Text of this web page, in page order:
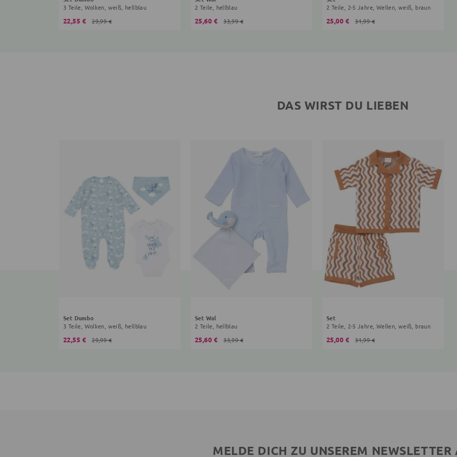
3 Teile, Wolken, weiß, hellblau
22,55 € 29,99 €
2 Teile, hellblau
25,60 € 33,99 €
2 Teile, 2-5 Jahre, Wellen, weiß, braun
25,00 € 31,99 €
DAS WIRST DU LIEBEN
Set Dumbo
3 Teile, Wolken, weiß, hellblau
22,55 € 29,99 €
Set Wal
2 Teile, hellblau
25,60 € 33,99 €
Set
2 Teile, 2-5 Jahre, Wellen, weiß, braun
25,00 € 31,99 €
MELDE DICH ZU UNSEREM NEWSLETTER